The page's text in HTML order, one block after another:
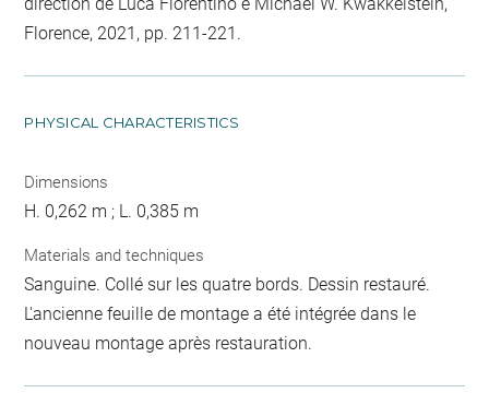
Florence, 2021, pp. 211-221.
PHYSICAL CHARACTERISTICS
Dimensions
H. 0,262 m ; L. 0,385 m
Materials and techniques
Sanguine. Collé sur les quatre bords. Dessin restauré.
L'ancienne feuille de montage a été intégrée dans le
nouveau montage après restauration.